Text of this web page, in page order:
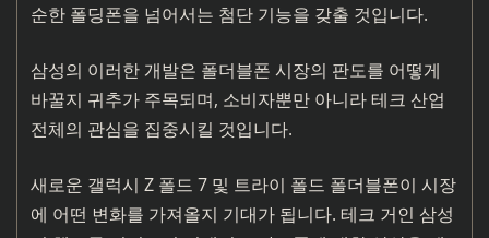
순한 폴딩폰을 넘어서는 첨단 기능을 갖출 것입니다.
삼성의 이러한 개발은 폴더블폰 시장의 판도를 어떻게
바꿀지 귀추가 주목되며, 소비자뿐만 아니라 테크 산업
전체의 관심을 집중시킬 것입니다.
새로운 갤럭시 Z 폴드 7 및 트라이 폴드 폴더블폰이 시장
에 어떤 변화를 가져올지 기대가 됩니다. 테크 거인 삼성